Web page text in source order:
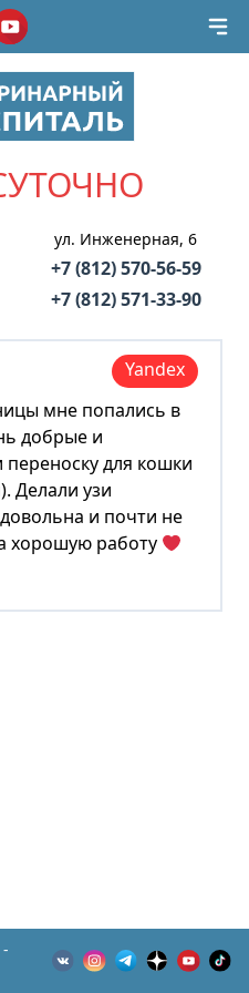
ул. Инженерная, 6
+7 (812) 570-56-59
+7 (812) 571-33-90
Yandex
мне попались в
добрые и
для кошки
Делали узи
и почти не
хорошую работу